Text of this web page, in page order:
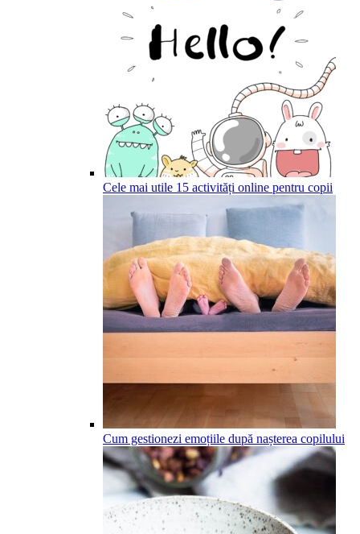
Cele mai utile 15 activități online pentru copii
Cum gestionezi emoțiile după nașterea copilului